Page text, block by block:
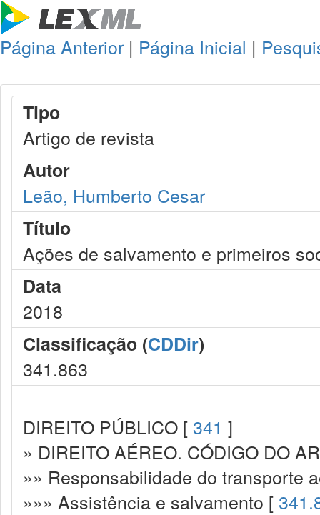
Página Anterior | Página Inicial |
Tipo
Artigo de revista
Autor
Leão, Humberto Cesar
Título
Ações de salvamento e primeiros
Data
2018
Classificação (CDDir)
341.863
DIREITO PÚBLICO [ 341 ]
» DIREITO AÉREO. CÓDIGO DO
»» Responsabilidade do transporte
»»» Assistência e salvamento [